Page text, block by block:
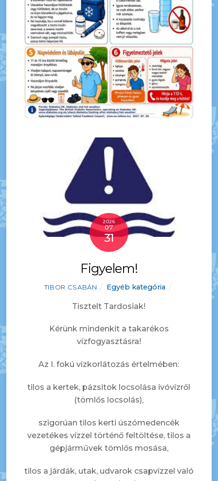
2026
07
31
Figyelem!
TIBOR CSABÁN Egyéb kategória
Tisztelt Tardosiak!
Kérünk mindenkit a takarékos
vízfogyasztásra!
Az I. fokú vízkorlátozás értelmében:
tilos a kertek, pázsitok locsolása ivóvízről
(tömlős locsolás),
szigorúan tilos kerti úszómedencék
vezetékes vízzel történő feltöltése, tilos a
gépjárművek tömlős mosása,
tilos a járdák, utak, udvarok csapvízzel való